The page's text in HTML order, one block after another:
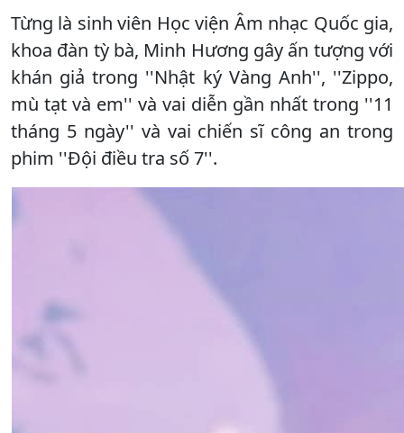
Từng là sinh viên Học viện Âm nhạc Quốc gia,
khoa đàn tỳ bà, Minh Hương gây ấn tượng với
khán giả trong ''Nhật ký Vàng Anh'', ''Zippo,
mù tạt và em'' và vai diễn gần nhất trong ''11
tháng 5 ngày'' và vai chiến sĩ công an trong
phim ''Đội điều tra số 7''.